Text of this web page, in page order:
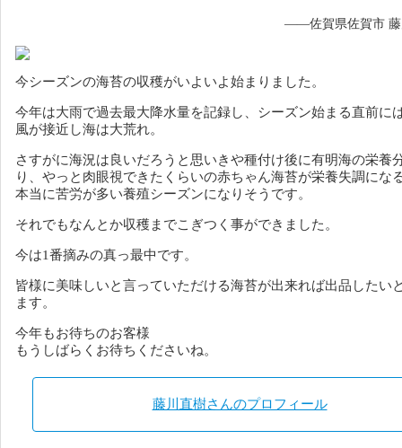
——佐賀県佐賀市 藤
今シーズンの海苔の収穫がいよいよ始まりました。
今年は大雨で過去最大降水量を記録し、シーズン始まる直前に
風が接近し海は大荒れ。
さすがに海況は良いだろうと思いきや種付け後に有明海の栄養
り、やっと肉眼視できたくらいの赤ちゃん海苔が栄養失調にな
本当に苦労が多い養殖シーズンになりそうです。
それでもなんとか収穫までこぎつく事ができました。
今は1番摘みの真っ最中です。
皆様に美味しいと言っていただける海苔が出来れば出品したい
ます。
今年もお待ちのお客様
もうしばらくお待ちくださいね。
藤川直樹さんのプロフィール